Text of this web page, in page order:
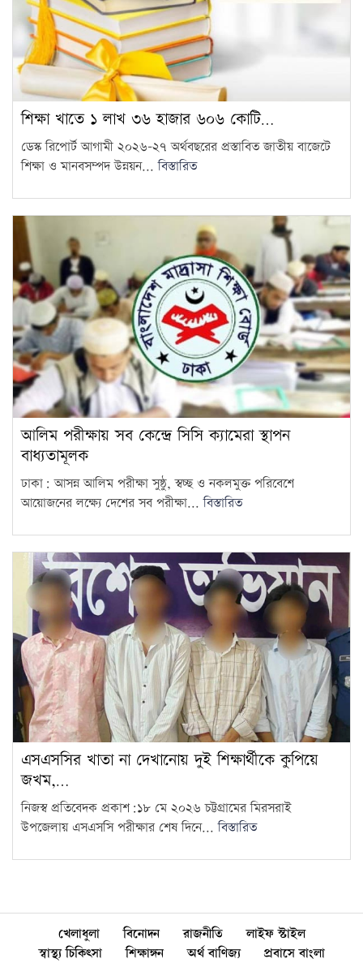
শিক্ষা খাতে ১ লাখ ৩৬ হাজার ৬০৬ কোটি…
ডেস্ক রিপোর্ট আগামী ২০২৬–২৭ অর্থবছরের প্রস্তাবিত জাতীয় বাজেটে
শিক্ষা ও মানবসম্পদ উন্নয়ন...বিস্তারিত
আলিম পরীক্ষায় সব কেন্দ্রে সিসি ক্যামেরা স্থাপন
বাধ্যতামূলক
ঢাকা: আসন্ন আলিম পরীক্ষা সুষ্ঠু, স্বচ্ছ ও নকলমুক্ত পরিবেশে
আয়োজনের লক্ষ্যে দেশের সব পরীক্ষা...বিস্তারিত
এসএসসির খাতা না দেখানোয় দুই শিক্ষার্থীকে কুপিয়ে
জখম,…
নিজস্ব প্রতিবেদক প্রকাশ:১৮ মে ২০২৬ চট্টগ্রামের মিরসরাই
উপজেলায় এসএসসি পরীক্ষার শেষ দিনে...বিস্তারিত
খেলাধুলা বিনোদন রাজনীতি
লাইফ স্টাইল
স্বাস্থ্য চিকিৎসা
শিক্ষাঙ্গন অর্থ বাণিজ্য প্রবাসে বাংলা